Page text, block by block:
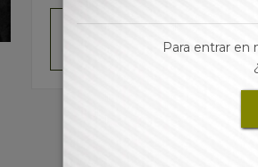
Para entrar en